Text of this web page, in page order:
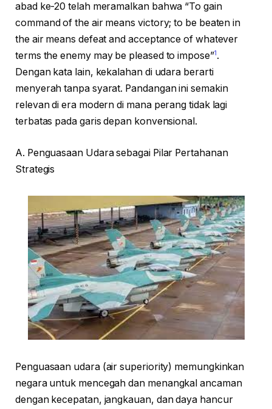
abad ke-20 telah meramalkan bahwa “To gain
command of the air means victory; to be beaten in
the air means defeat and acceptance of whatever
terms the enemy may be pleased to impose”1.
Dengan kata lain, kekalahan di udara berarti
menyerah tanpa syarat. Pandangan ini semakin
relevan di era modern di mana perang tidak lagi
terbatas pada garis depan konvensional.
A. Penguasaan Udara sebagai Pilar Pertahanan
Strategis
Penguasaan udara (air superiority) memungkinkan
negara untuk mencegah dan menangkal ancaman
dengan kecepatan, jangkauan, dan daya hancur